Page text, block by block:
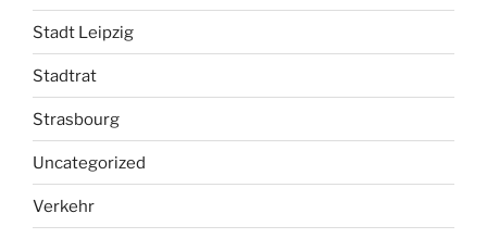
Stadt Leipzig
Stadtrat
Strasbourg
Uncategorized
Verkehr